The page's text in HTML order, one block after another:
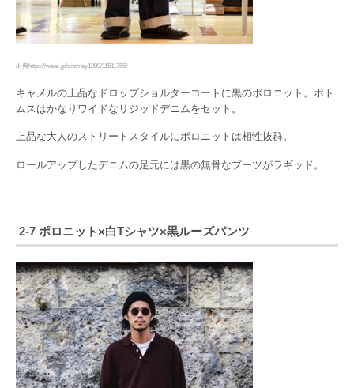
出典https://wear.jp/downey1209/11511755/
キャメルの上品なドロップショルダーコートに黒のポロニット。ボト
ムスはかなりワイドなリジッドデニムをセット。
上品な大人のストリートスタイルにポロニットは相性抜群。
ロールアップしたデニムの足元には黒の無骨なブーツがラギッド。
2-7 ポロニット×白Tシャツ×黒ルーズパンツ